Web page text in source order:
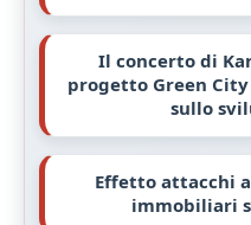
Il concerto di
progetto Green
sullo
Effetto attacchi
immobiliari